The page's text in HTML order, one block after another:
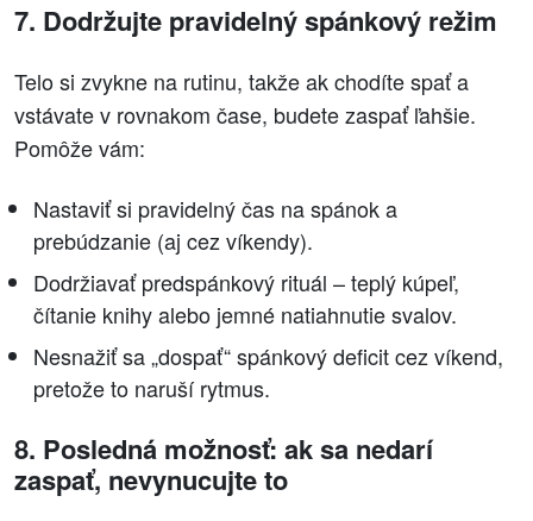
7. Dodržujte pravidelný spánkový režim
Telo si zvykne na rutinu, takže ak chodíte spať a
vstávate v rovnakom čase, budete zaspať ľahšie.
Pomôže vám:
Nastaviť si pravidelný čas na spánok a
prebúdzanie (aj cez víkendy).
Dodržiavať predspánkový rituál – teplý kúpeľ,
čítanie knihy alebo jemné natiahnutie svalov.
Nesnažiť sa „dospať“ spánkový deficit cez víkend,
pretože to naruší rytmus.
8. Posledná možnosť: ak sa nedarí
zaspať, nevynucujte to